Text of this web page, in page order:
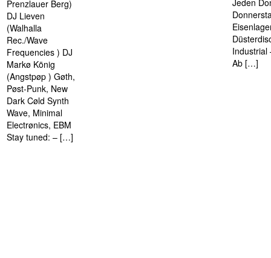
Prenzlauer Berg)
DJ Lieven
(Walhalla
Rec./Wave
Frequencies ) DJ
Markø König
(Angstpøp ) Gøth,
Pøst-Punk, New
Dark Cøld Synth
Wave, Minimal
Electrønics, EBM
Stay tuned: – […]
Industrial
Ab […]